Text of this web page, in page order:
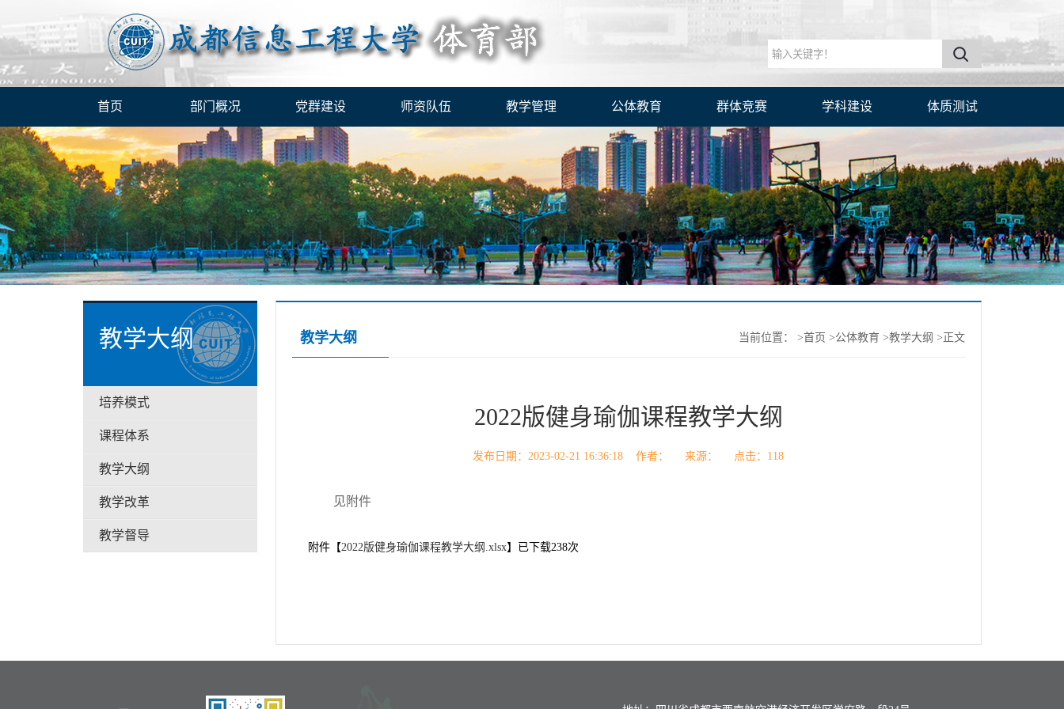
首页 部门概况 党群建设 师资队伍 教学管理 公体教育 群体竞赛 学科建设 体质测试
教学大纲
培养模式
课程体系
教学大纲
教学改革
教学督导
教学大纲 当前位置： >首页 >公体教育 >教学大纲 >正文
2022版健身瑜伽课程教学大纲
发布日期：2023-02-21 16:36:18 作者： 来源： 点击： 118
见附件
附件【2022版健身瑜伽课程教学大纲.xlsx】已下载238次